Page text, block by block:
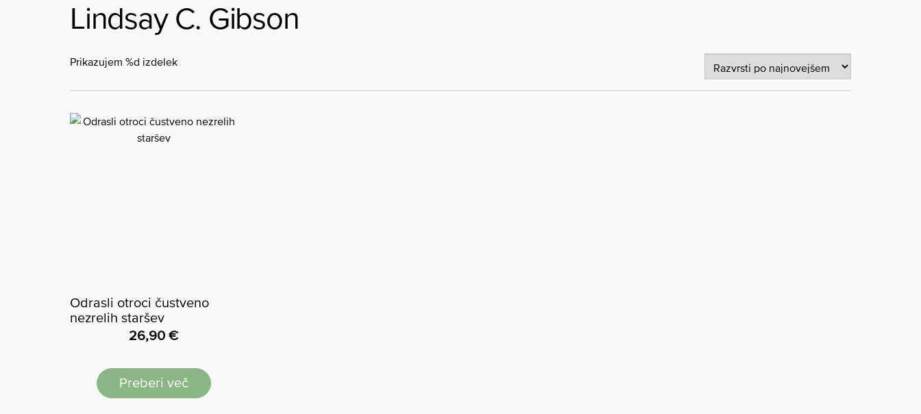
Lindsay C. Gibson
Prikazujem %d izdelek
Odrasli otroci čustveno
nezrelih staršev
26,90€
Preberi več